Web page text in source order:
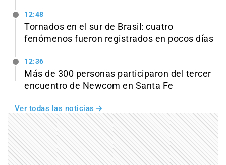
12:48
Tornados en el sur de Brasil: cuatro
fenómenos fueron registrados en pocos días
12:36
Más de 300 personas participaron del tercer
encuentro de Newcom en Santa Fe
Ver todas las noticias